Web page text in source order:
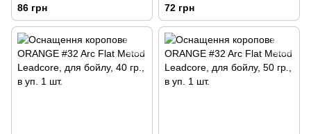
86 грн 72 грн